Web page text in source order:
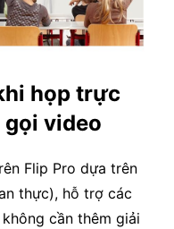
họp trực
video
Flip Pro dựa trên
thực), hỗ trợ các
cần thêm giải